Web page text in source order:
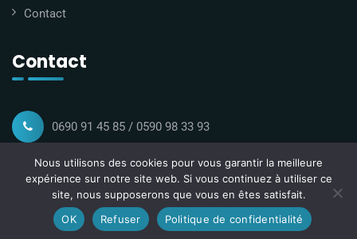
Contact
Contact
0690 91 45 85 / 0590 98 33 93
contact@gmconsult.fr
Imm Feedback la Rocade Grd-Camp 97139 Abymes
Guadeloupe
Nous utilisons des cookies pour vous garantir la meilleure
expérience sur notre site web. Si vous continuez à utiliser ce
site, nous supposerons que vous en êtes satisfait.
OK
Refuser Politique de confidentialité